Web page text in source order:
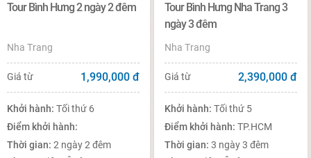
Tour Bình Hưng 2 ngày 2 đêm
Nha Trang
Giá từ 1,990,000 đ
Khởi hành:Tối thứ 6
Điểm khởi hành:
Thời gian:2 ngày 2 đêm
Tour Bình Hưng Nha Trang 3
ngày 3 đêm
Nha Trang
Giá từ 2,390,000 đ
Khởi hành:Tối thứ 5
Điểm khởi hành:TP.HCM
Thời gian:3 ngày 3 đêm